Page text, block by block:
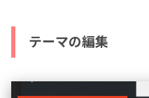
テーマの編集